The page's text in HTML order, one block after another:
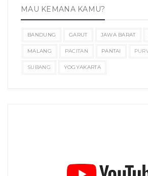
MAU KEMANA KAMU?
BANDUNG GARUT JAWA BARAT
MALANG PACITAN PANTAI
SUBANG YOGYAKARTA